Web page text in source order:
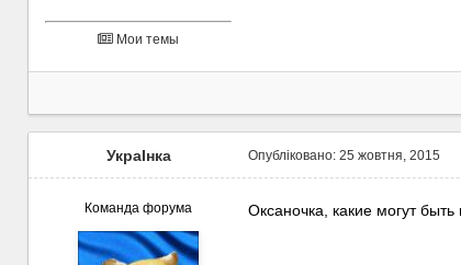
Мои темы
УкраІнка
Команда форума
Опубліковано: 25 жовтня, 2015
Оксаночка, какие могут